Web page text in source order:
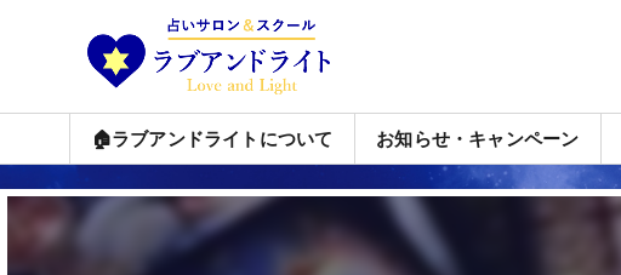
🏠ラブアンドライトについて お知らせ・キャンペーン